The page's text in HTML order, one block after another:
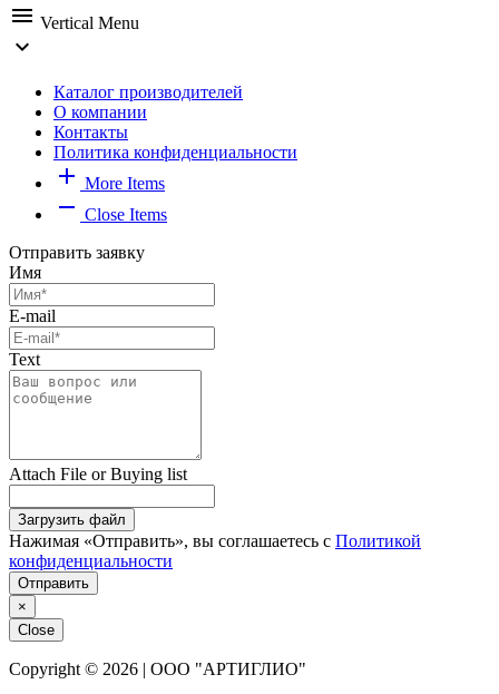
menu Vertical Menu
expand_more
Каталог производителей
О компании
Контакты
Политика конфиденциальности
add More Items
remove Close Items
Отправить заявку
Имя
E-mail
Text
Attach File or Buying list
Загрузить файл
Нажимая «Отправить», вы соглашаетесь с Политикой
конфиденциальности
Отправить
×
Close
Copyright © 2026 | ООО "АРТИГЛИО"